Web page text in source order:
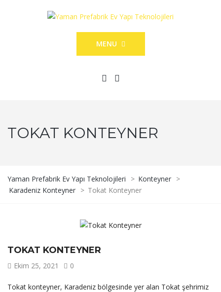
MENU
TOKAT KONTEYNER
Yaman Prefabrik Ev Yapı Teknolojileri > Konteyner >
Karadeniz Konteyner > Tokat Konteyner
TOKAT KONTEYNER
Ekim 25, 2021 0
Tokat konteyner, Karadeniz bölgesinde yer alan Tokat şehrimiz